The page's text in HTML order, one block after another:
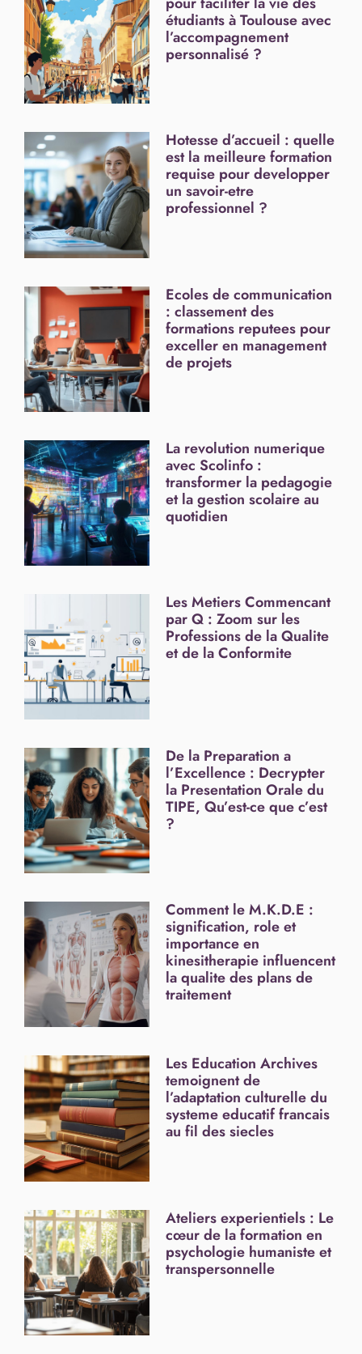
étudiants à Toulouse avec
l’accompagnement
personnalisé ?
Hotesse d’accueil : quelle
est la meilleure formation
requise pour developper
un savoir-etre
professionnel ?
Ecoles de communication
: classement des
formations reputees pour
exceller en management
de projets
La revolution numerique
avec Scolinfo :
transformer la pedagogie
et la gestion scolaire au
quotidien
Les Metiers Commencant
par Q : Zoom sur les
Professions de la Qualite
et de la Conformite
De la Preparation a
l’Excellence : Decrypter
la Presentation Orale du
TIPE, Qu’est-ce que c’est
?
Comment le M.K.D.E :
signification, role et
importance en
kinesitherapie influencent
la qualite des plans de
traitement
Les Education Archives
temoignent de
l’adaptation culturelle du
systeme educatif francais
au fil des siecles
Ateliers experientiels : Le
cœur de la formation en
psychologie humaniste et
transpersonnelle